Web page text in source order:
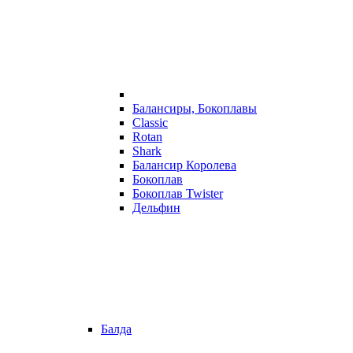
Балансиры, Бокоплавы
Classic
Rotan
Shark
Балансир Королева
Бокоплав
Бокоплав Twister
Дельфин
Балда